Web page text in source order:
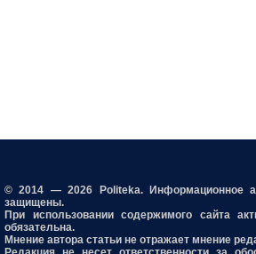
© 2014 — 2026 Politeka. Информационное
защищены.
При использовании содержимого сайта
обязательна.
Мнение автора статьи не отражает мнение